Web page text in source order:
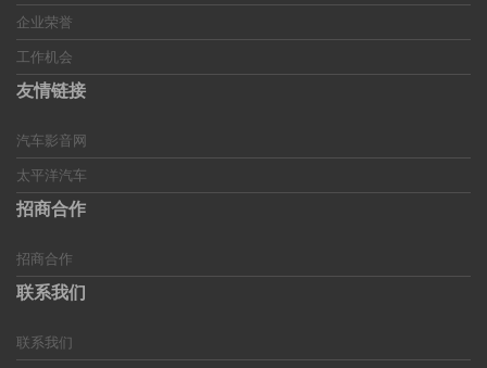
企业荣誉
工作机会
友情链接
汽车影音网
太平洋汽车
招商合作
招商合作
联系我们
联系我们